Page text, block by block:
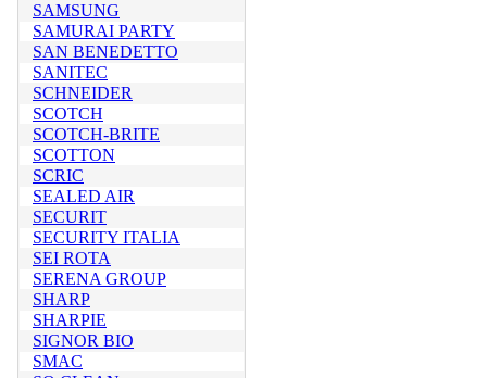
SAMSUNG
SAMURAI PARTY
SAN BENEDETTO
SANITEC
SCHNEIDER
SCOTCH
SCOTCH-BRITE
SCOTTON
SCRIC
SEALED AIR
SECURIT
SECURITY ITALIA
SEI ROTA
SERENA GROUP
SHARP
SHARPIE
SIGNOR BIO
SMAC